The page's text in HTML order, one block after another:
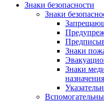
Знаки безопасности
Знаки
Знаки
Знаки
назначения